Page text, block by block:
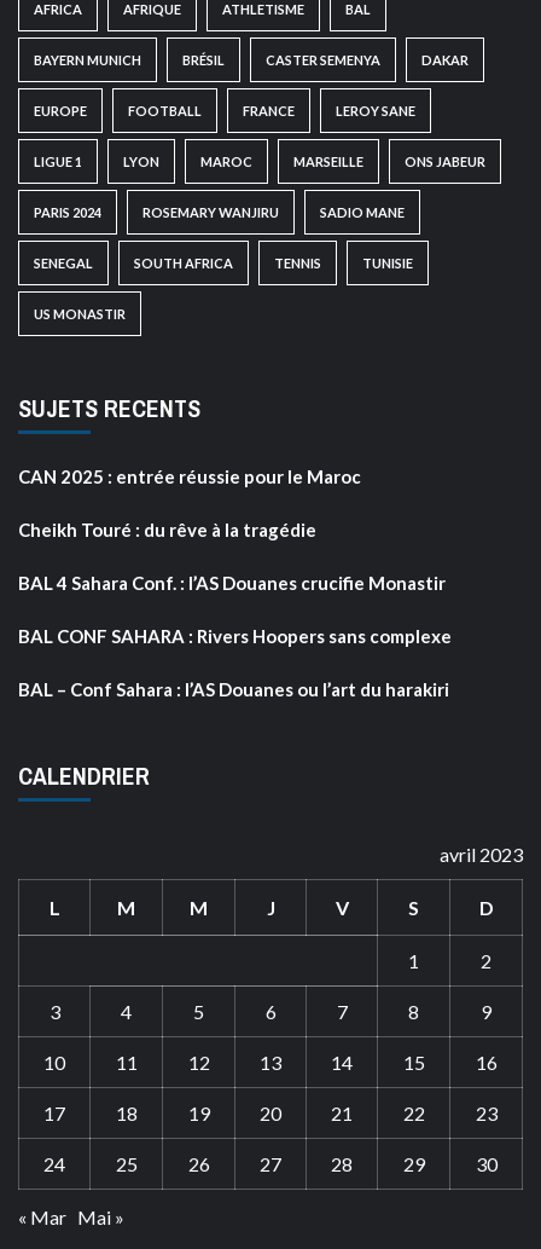
AFRICA AFRIQUE ATHLETISME BAL
BAYERN MUNICH BRÉSIL CASTER SEMENYA DAKAR
EUROPE FOOTBALL FRANCE LEROY SANE
LIGUE 1 LYON MAROC MARSEILLE ONS JABEUR
PARIS 2024 ROSEMARY WANJIRU SADIO MANE
SENEGAL SOUTH AFRICA TENNIS TUNISIE
US MONASTIR
SUJETS RECENTS
CAN 2025 : entrée réussie pour le Maroc
Cheikh Touré : du rêve à la tragédie
BAL 4 Sahara Conf. : l’AS Douanes crucifie Monastir
BAL CONF SAHARA : Rivers Hoopers sans complexe
BAL – Conf Sahara : l’AS Douanes ou l’art du harakiri
CALENDRIER
avril 2023
L M M J V S D
1 2
3 4 5 6 7 8 9
10 11 12 13 14 15 16
17 18 19 20 21 22 23
24 25 26 27 28 29 30
« Mar Mai »